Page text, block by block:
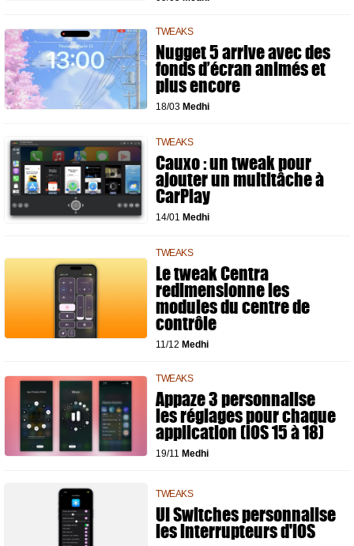
TWEAKS
Nugget 5 arrive avec des
fonds d’écran animés et
plus encore
18/03 Medhi
TWEAKS
Cauxo : un tweak pour
ajouter un multitâche à
CarPlay
14/01 Medhi
TWEAKS
Le tweak Centra
redimensionne les
modules du centre de
contrôle
11/12 Medhi
TWEAKS
Appaze 3 personnalise
les réglages pour chaque
application (iOS 15 à 18)
19/11 Medhi
TWEAKS
UI Switches personnalise
les interrupteurs d'iOS